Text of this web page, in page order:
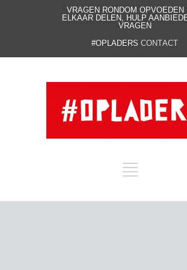
VRAGEN RONDOM OPVOEDEN
ELKAAR DELEN, HULP
VRAGEN
#OPLADERS CONTACT